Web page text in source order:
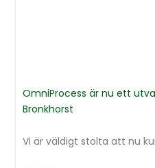
OmniProcess är nu ett
Bronkhorst
Vi är väldigt stolta att nu